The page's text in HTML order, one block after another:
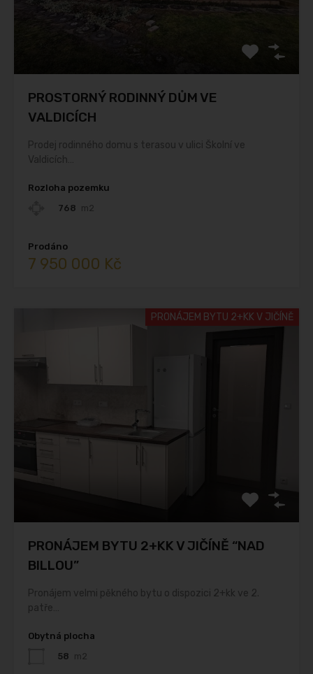
PROSTORNÝ RODINNÝ DŮM VE
VALDICÍCH
Prodej rodinného domu s terasou v ulici Školní ve
Valdicích…
Rozloha pozemku
768 m2
Prodáno
7 950 000 Kč
PRONÁJEM BYTU 2+KK V JIČÍNĚ
PRONÁJEM BYTU 2+KK V JIČÍNĚ “NAD
BILLOU”
Pronájem velmi pěkného bytu o dispozici 2+kk ve 2.
patře…
Obytná plocha
58 m2